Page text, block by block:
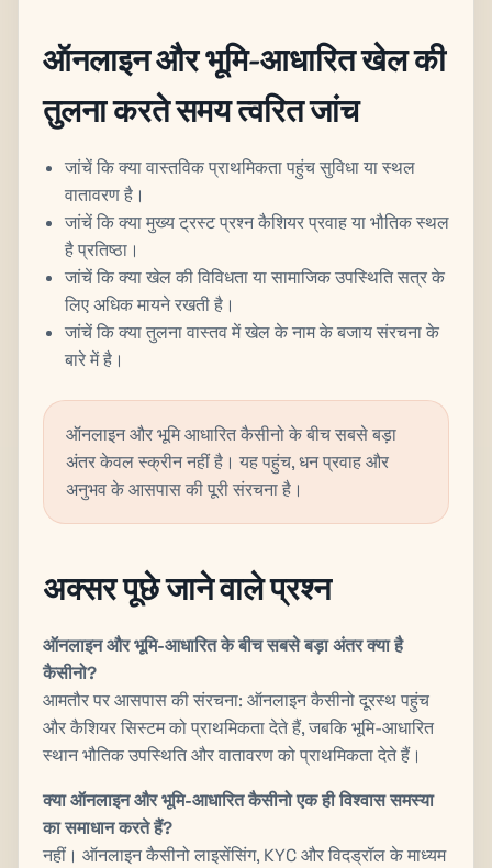
ऑनलाइन और भूमि-आधारित खेल की
तुलना करते समय त्वरित जांच
जांचें कि क्या वास्तविक प्राथमिकता पहुंच सुविधा या स्थल
वातावरण है।
जांचें कि क्या मुख्य ट्रस्ट प्रश्न कैशियर प्रवाह या भौतिक स्थल
है प्रतिष्ठा।
जांचें कि क्या खेल की विविधता या सामाजिक उपस्थिति सत्र के
लिए अधिक मायने रखती है।
जांचें कि क्या तुलना वास्तव में खेल के नाम के बजाय संरचना के
बारे में है।
ऑनलाइन और भूमि आधारित कैसीनो के बीच सबसे बड़ा
अंतर केवल स्क्रीन नहीं है। यह पहुंच, धन प्रवाह और
अनुभव के आसपास की पूरी संरचना है।
अक्सर पूछे जाने वाले प्रश्न
ऑनलाइन और भूमि-आधारित के बीच सबसे बड़ा अंतर क्या है
कैसीनो?
आमतौर पर आसपास की संरचना: ऑनलाइन कैसीनो दूरस्थ पहुंच
और कैशियर सिस्टम को प्राथमिकता देते हैं, जबकि भूमि-आधारित
स्थान भौतिक उपस्थिति और वातावरण को प्राथमिकता देते हैं।
क्या ऑनलाइन और भूमि-आधारित कैसीनो एक ही विश्वास समस्या
का समाधान करते हैं?
नहीं। ऑनलाइन कैसीनो लाइसेंसिंग, KYC और विदड्रॉल के माध्यम